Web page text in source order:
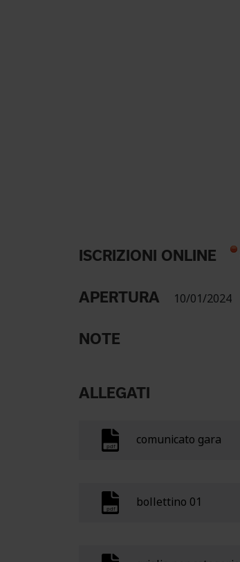
ISCRIZIONI ONLINE
APERTURA 10/01/2024
NOTE
ALLEGATI
comunicato gara
bollettino 01